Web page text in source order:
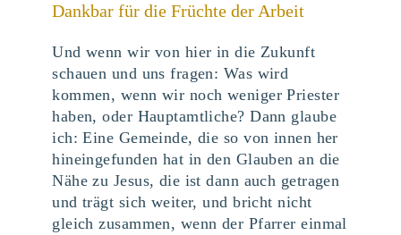
Dankbar für die Früchte der Arbeit
Und wenn wir von hier in die Zukunft
schauen und uns fragen: Was wird
kommen, wenn wir noch weniger Priester
haben, oder Hauptamtliche? Dann glaube
ich: Eine Gemeinde, die so von innen her
hineingefunden hat in den Glauben an die
Nähe zu Jesus, die ist dann auch getragen
und trägt sich weiter, und bricht nicht
gleich zusammen, wenn der Pfarrer einmal